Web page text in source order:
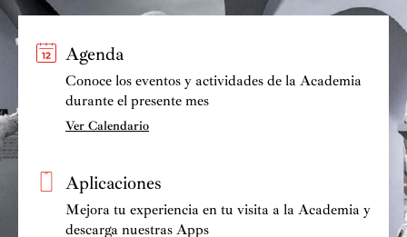
Agenda
Conoce los eventos y actividades de la Academia
durante el presente mes
Ver Calendario
Aplicaciones
Mejora tu experiencia en tu visita a la Academia y
descarga nuestras Apps